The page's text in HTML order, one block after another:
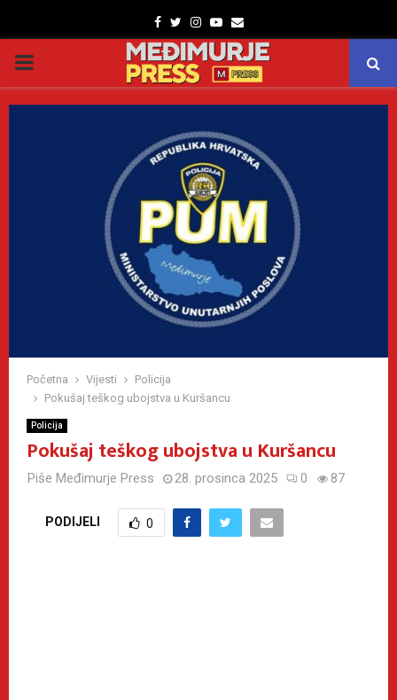
Facebook
TwitterInstagram
Youtube
Email
PRIMARY
MENU
Početna Vijesti
Policija
Pokušaj teškog ubojstva u Kuršancu
Policija
Pokušaj teškog ubojstva u Kuršancu
Piše Međimurje Press 28. prosinca 2025 0 87
PODIJELI 0